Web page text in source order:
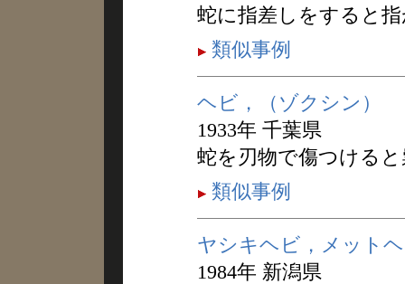
蛇に指差しをすると
類似事例
ヘビ，（ゾクシン）
1933年 千葉県
蛇を刃物で傷つける
類似事例
ヤシキヘビ，メット
1984年 新潟県